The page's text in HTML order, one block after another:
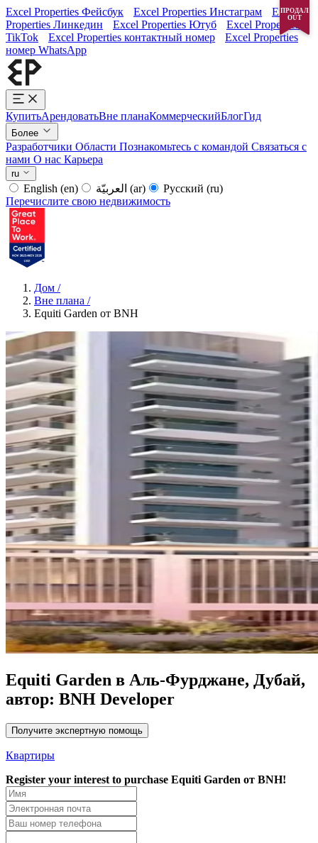
Excel Properties Фейсбук Excel Properties Инстаграм
Excel
Properties Линкедин
Excel Properties Ютуб
Excel Properties
TikTok
Excel Properties контактный номер
Excel Properties
номер WhatsApp
КупитьАрендоватьВне планаКоммерческийБлогГид
Более
Разработчики Области Познакомьтесь с командой Связаться с
нами О нас Карьера
ru
English (en) (ar) Русский (ru)
Перечислите свою недвижимость
Дом /
Вне плана /
Equiti Garden от BNH
Equiti Garden в Аль-Фурджане, Дубай,
автор: BNH Developer
Получите экспертную помощь
Квартиры
Register your interest to purchase Equiti Garden от BNH!
ПРОДАЛ
OUT